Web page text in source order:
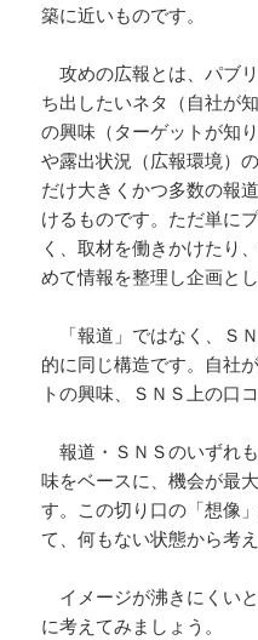
築に近いものです。
攻めの広報とは、パブ
ち出したいネタ（自社が
の興味（ターゲットが知
や露出状況（広報環境）
だけ大きくかつ多数の報
けるものです。ただ単に
く、取材を働きかけたり
めて情報を整理し企画と
「報道」ではなく、Ｓ
的に同じ構造です。自社
トの興味、ＳＮＳ上の口
報道・ＳＮＳのいずれ
味をベースに、機会が最
す。この切り口の「想像
て、何もない状態から考
イメージが沸きにくい
に考えてみましょう。